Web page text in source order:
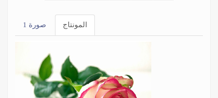
صورة 1 المونتاج